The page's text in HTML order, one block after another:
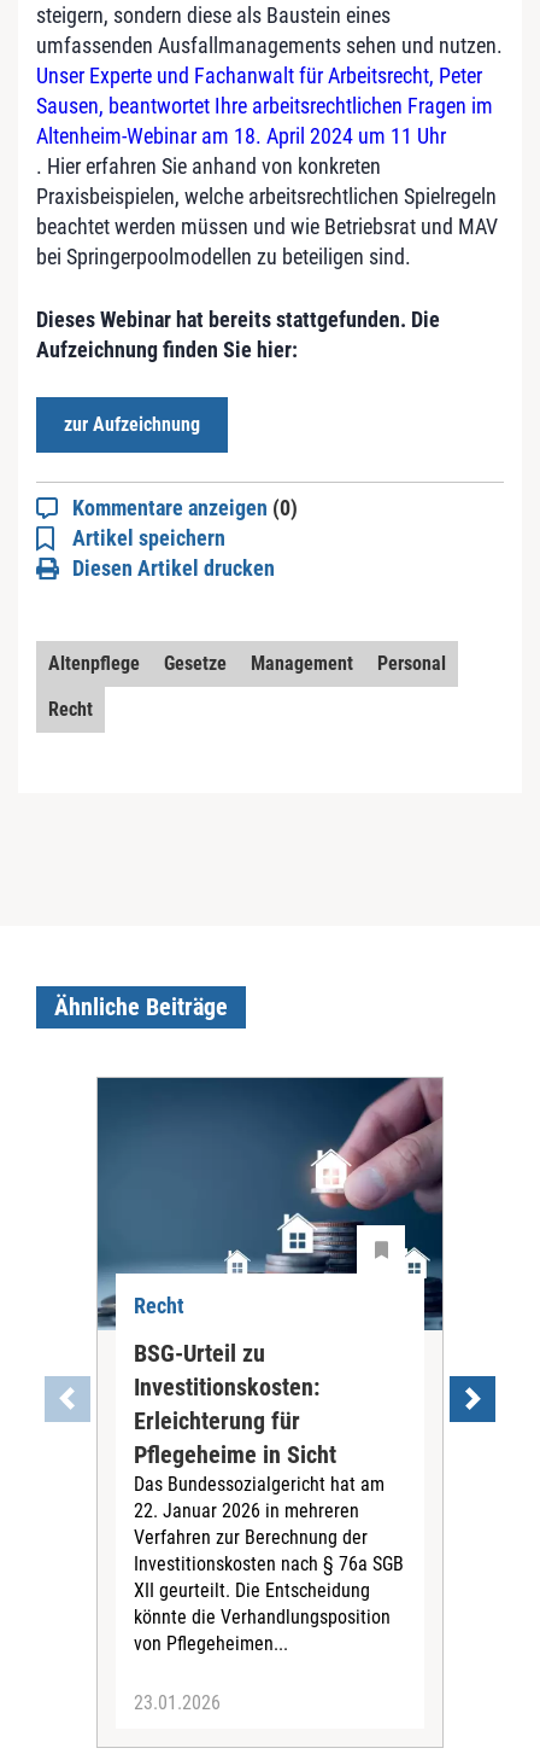
steigern, sondern diese als Baustein eines
umfassenden Ausfallmanagements sehen und nutzen.
Unser Experte und Fachanwalt für Arbeitsrecht, Peter
Sausen, beantwortet Ihre arbeitsrechtlichen Fragen im
Altenheim-Webinar am 18. April 2024 um 11 Uhr
. Hier erfahren Sie anhand von konkreten
Praxisbeispielen, welche arbeitsrechtlichen Spielregeln
beachtet werden müssen und wie Betriebsrat und MAV
bei Springerpoolmodellen zu beteiligen sind.
Dieses Webinar hat bereits stattgefunden. Die
Aufzeichnung finden Sie hier:
zur Aufzeichnung
Kommentare anzeigen (0)
Artikel speichern
Diesen Artikel drucken
Altenpflege Gesetze Management
Personal
Recht
Ähnliche Beiträge
Recht
BSG-Urteil zu
Investitionskosten:
Erleichterung für
Pflegeheime in Sicht
Das Bundessozialgericht hat am
22. Januar 2026 in mehreren
Verfahren zur Berechnung der
Investitionskosten nach § 76a SGB
XII geurteilt. Die Entscheidung
könnte die Verhandlungsposition
von Pflegeheimen...
23.01.2026